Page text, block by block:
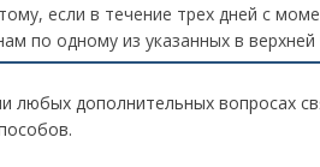
если в течение трех дней с
по одному из указанных в
любых дополнительных вопросах